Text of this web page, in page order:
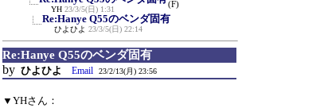
YH 23/3/5(日) 1:31
(F)
Re:Hanye Q55のベンダ固有
ひよひよ 23/3/5(日) 22:14
Re:Hanye Q55のベンダ固有
by ひよひよ Email 23/2/13(月) 23:56
▼YHさん：